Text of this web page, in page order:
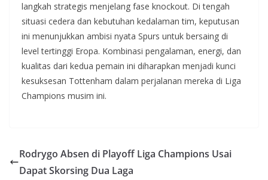
langkah strategis menjelang fase knockout. Di tengah
situasi cedera dan kebutuhan kedalaman tim, keputusan
ini menunjukkan ambisi nyata Spurs untuk bersaing di
level tertinggi Eropa. Kombinasi pengalaman, energi, dan
kualitas dari kedua pemain ini diharapkan menjadi kunci
kesuksesan Tottenham dalam perjalanan mereka di Liga
Champions musim ini.
Rodrygo Absen di Playoff Liga Champions Usai
Dapat Skorsing Dua Laga